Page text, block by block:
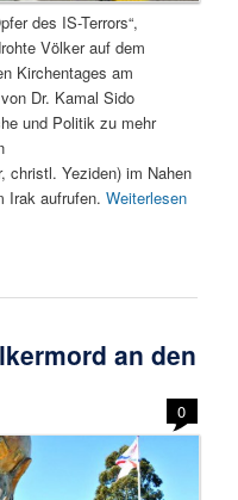
des IS-Terrors“,
Völker auf dem
Kirchentages am
Dr. Kamal Sido
und Politik zu mehr
christl. Yeziden) im Nahen
Irak aufrufen.Weiterlesen
an den
0